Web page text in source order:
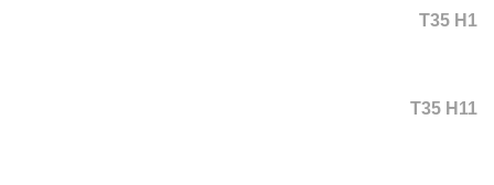
T35 H1
T35 H11